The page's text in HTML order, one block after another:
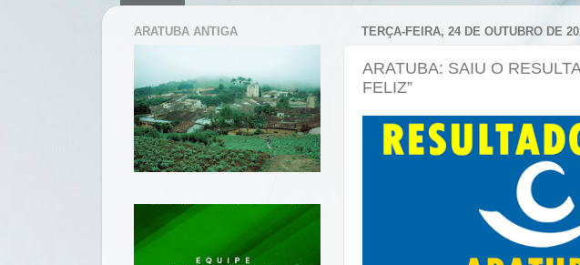
TERÇA-FEIRA, 24 DE OUTUBRO DE
ARATUBA: SAIU O
FELIZ”
ARATUBA ANTIGA